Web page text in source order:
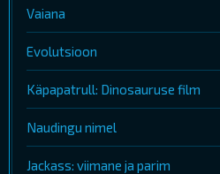
Vaiana
Evolutsioon
Käpapatrull: Dinosauruse film
Naudingu nimel
Jackass: viimane ja parim